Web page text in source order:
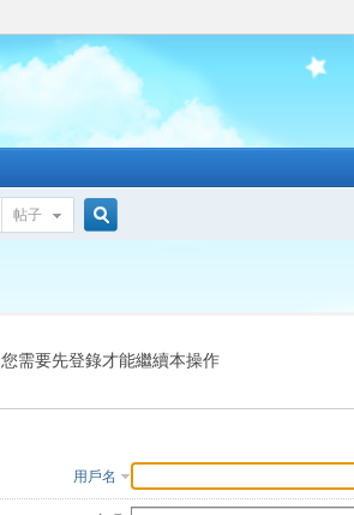
帖子
索
您需要先登錄才能繼續本操作
用戶名